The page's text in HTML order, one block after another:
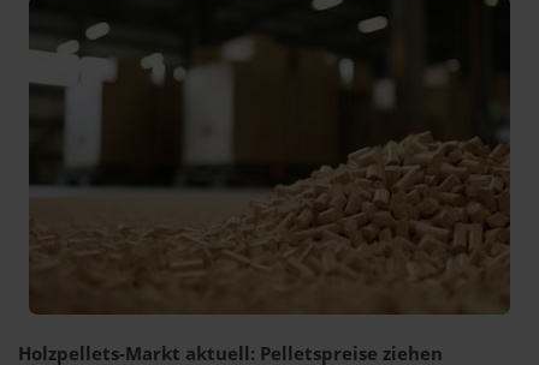
Holzpellets-Markt aktuell: Pelletspreise ziehen